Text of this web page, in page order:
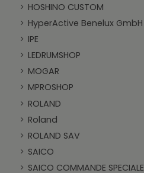
HOSHINO CUSTOM
HyperActive Benelux GmbH
IPE
LEDRUMSHOP
MOGAR
MPROSHOP
ROLAND
Roland
ROLAND SAV
SAICO
SAICO COMMANDE SPECIALE